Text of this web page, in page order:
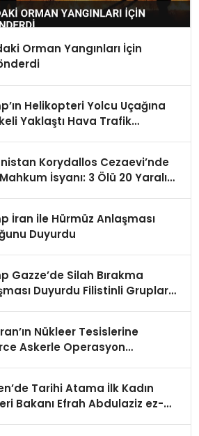
Orman Yangınları İçin
Helikopteri Yolcu Uçağına
Yaklaştı Hava Trafik
Korydallos Cezaevi’nde
İsyanı: 3 Ölü 20 Yaralı
İran ile Hürmüz Anlaşması
Duyurdu
Gazze’de Silah Bırakma
Duyurdu Filistinli Gruplar
Nükleer Tesislerine
Askerle Operasyon
Tarihi Atama İlk Kadın
Bakanı Efrah Abdulaziz ez-